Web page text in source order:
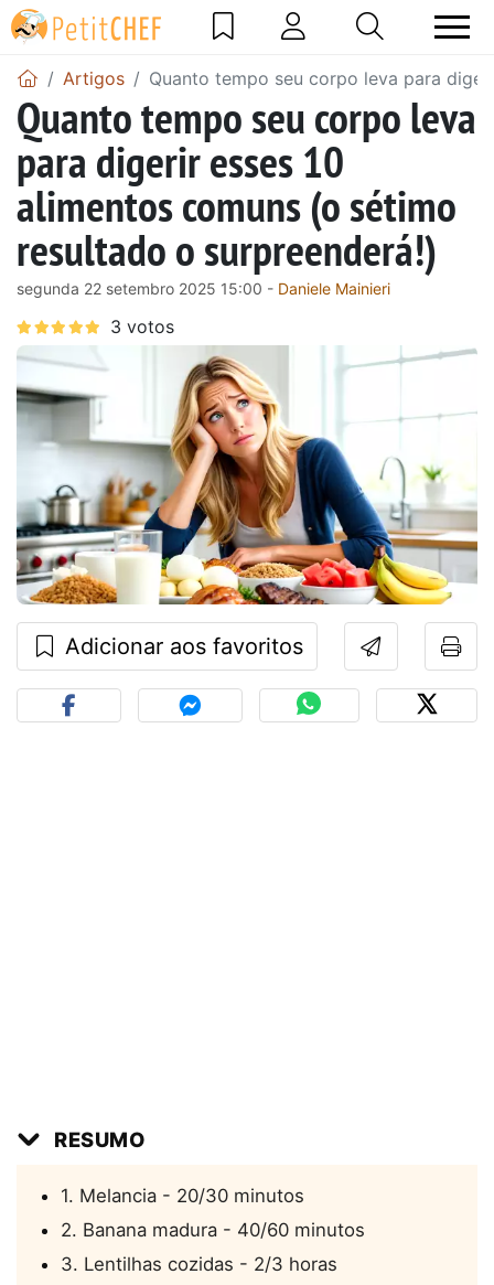
Artigos Quanto tempo seu corpo leva para
Quanto tempo seu corpo leva
para digerir esses 10
alimentos comuns (o sétimo
resultado o surpreenderá!)
segunda 22 setembro 2025 15:00 - Daniele Mainieri
Adicionar aos favoritos
RESUMO
1. Melancia - 20/30 minutos
2. Banana madura - 40/60 minutos
3. Lentilhas cozidas - 2/3 horas